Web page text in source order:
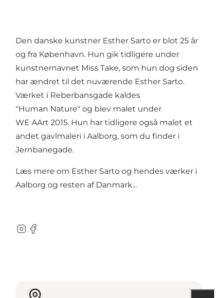
Den danske kunstner Esther Sarto er blot 25 år
og fra København. Hun gik tidligere under
kunstnernavnet Miss Take, som hun dog siden
har ændret til det nuværende Esther Sarto.
Værket i Reberbansgade kaldes
"Human Nature" og blev malet under
WE AArt 2015. Hun har tidligere også malet et
andet gavlmaleri i Aalborg, som du finder i
Jernbanegade.
Læs mere om Esther Sarto og hendes værker i
Aalborg og resten af Danmark...
Instagram
Facebook